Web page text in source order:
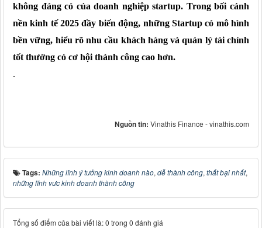
không đáng có của doanh nghiệp startup. Trong bối cảnh
nền kinh tế2025 đầy biến động, những Startup có mô hình
bền vững, hiểu rõ nhu cầu khách hàng và quản lý tài chính
tốt thường có cơ hội thành công cao hơn.
.
Nguồn tin: Vinathis Finance - vinathis.com
Tags: Những lĩnh ý tưởng kinh doanh nào, dễ thành công, thất bại nhất,
những lĩnh vưc kinh doanh thành công
Tổng số điểm của bài viết là: 0 trong 0 đánh giá